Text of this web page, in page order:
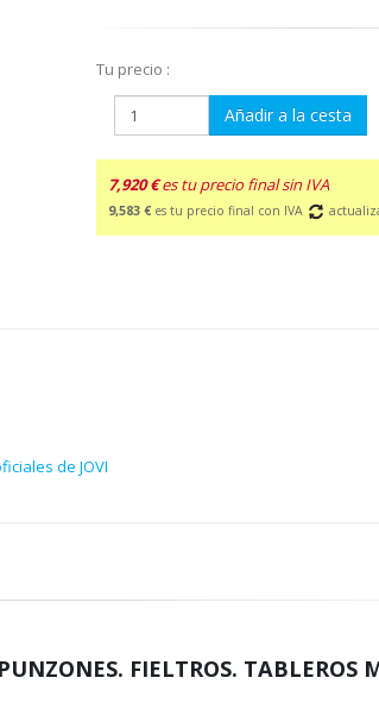
Tu precio :
Añadir a la cesta
7,920 €es tu precio final sin IVA
9,583 € es tu precio final con IVA
de JOVI
FIELTROS. TABLEROS